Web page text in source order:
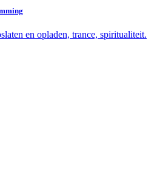
en opladen, trance, spiritualiteit.